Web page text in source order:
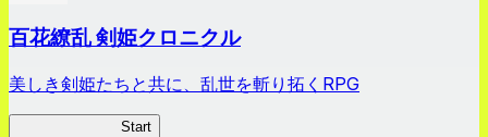
百花繚乱 剣姫クロニクル
美しき剣姫たちと共に、乱世を斬り拓くRPG
Start